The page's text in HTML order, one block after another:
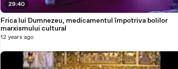
29:40
Frica lui Dumnezeu, medicamentul împotriva bolilor
marxismului cultural
12 years ago